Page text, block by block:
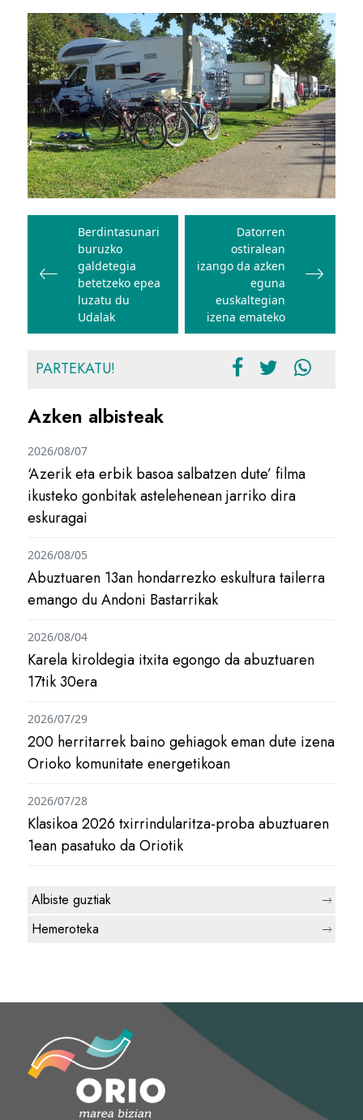
Bidalketetan
zehar
nabigatu
Berdintasunari
buruzko
galdetegia
betetzeko epea
luzatu du
Udalak
Datorren
ostiralean
izango da azken
eguna
euskaltegian
izena emateko
PARTEKATU!
Azken albisteak
‘Azerik eta erbik basoa salbatzen dute’ filma
ikusteko gonbitak astelehenean jarriko dira
eskuragai
2026/08/07
Abuztuaren 13an hondarrezko eskultura tailerra
emango du Andoni Bastarrikak
2026/08/05
Karela kiroldegia itxita egongo da abuztuaren
17tik 30era
2026/08/04
200 herritarrek baino gehiagok eman dute izena
Orioko komunitate energetikoan
2026/07/29
Klasikoa 2026 txirrindularitza-proba abuztuaren
1ean pasatuko da Oriotik
2026/07/28
Albiste guztiak
Hemeroteka